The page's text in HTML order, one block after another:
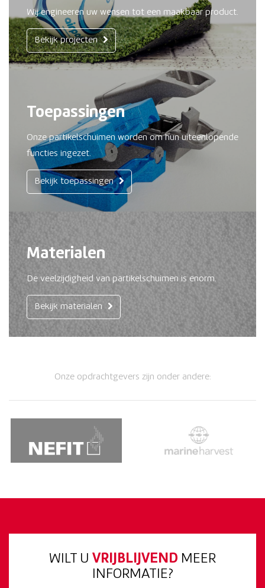
Wij engineeren uw wensen tot een maakbaar product.
Bekijk projecten
Toepassingen
Onze partikelschuimen worden om hun uiteenlopende
functies ingezet.
Bekijk toepassingen
Materialen
De veelzijdigheid van partikelschuimen is enorm.
Bekijk materialen
Onze opdrachtgevers zijn onder andere:
WILT U VRIJBLIJVEND MEER
INFORMATIE?